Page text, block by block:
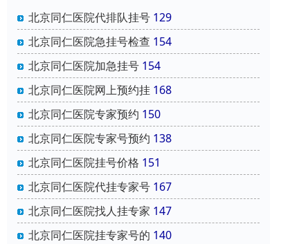
北京同仁医院代排队挂号 129
北京同仁医院急挂号检查 154
北京同仁医院加急挂号 154
北京同仁医院网上预约挂 168
北京同仁医院专家预约 150
北京同仁医院专家号预约 138
北京同仁医院挂号价格 151
北京同仁医院代挂专家号 167
北京同仁医院找人挂专家 147
北京同仁医院挂专家号的 140